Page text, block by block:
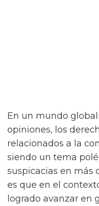
En un mundo
opiniones, los
relacionados a la
siendo un tema
suspicacias en más
es que en el
logrado avanzar en